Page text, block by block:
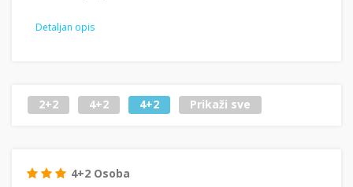
Detaljan opis
2+2 4+2 4+2 Prikaži sve
4+2 Osoba